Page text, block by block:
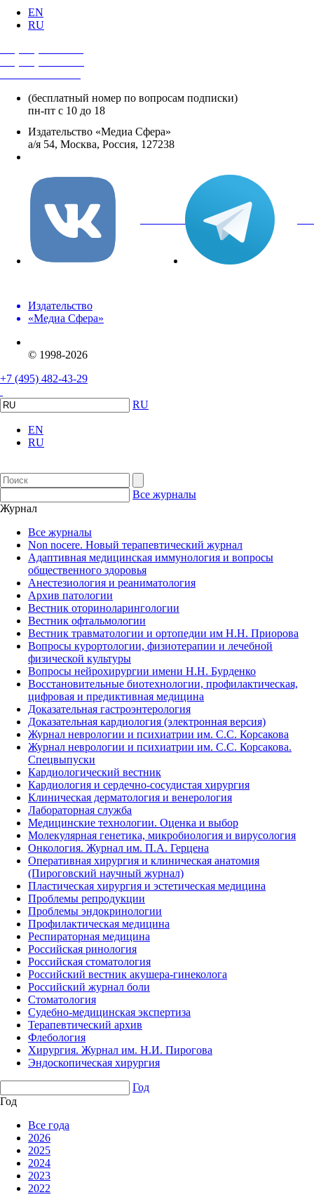
EN
RU
(бесплатный номер по вопросам подписки)
пн-пт с 10 до 18
Издательство «Медиа Сфера»
а/я 54, Москва, Россия, 127238
вКонтакте
Издательство
«Медиа Сфера»
© 1998-2026
+7 (495) 482-43-29
RU
EN
RU
Все журналы
Журнал
Все журналы
Non nocere. Новый терапевтический журнал
Адаптивная медицинская иммунология и вопросы
общественного здоровья
Анестезиология и реаниматология
Архив патологии
Вестник оториноларингологии
Вестник офтальмологии
Вестник травматологии и ортопедии им Н.Н. Приорова
Вопросы курортологии, физиотерапии и лечебной
физической культуры
Вопросы нейрохирургии имени Н.Н. Бурденко
Восстановительные биотехнологии, профилактическая,
цифровая и предиктивная медицина
Доказательная гастроэнтерология
Доказательная кардиология (электронная версия)
Журнал неврологии и психиатрии им. С.С. Корсакова
Журнал неврологии и психиатрии им. С.С. Корсакова.
Спецвыпуски
Кардиологический вестник
Кардиология и сердечно-сосудистая хирургия
Клиническая дерматология и венерология
Лабораторная служба
Медицинские технологии. Оценка и выбор
Молекулярная генетика, микробиология и вирусология
Онкология. Журнал им. П.А. Герцена
Оперативная хирургия и клиническая анатомия
(Пироговский научный журнал)
Пластическая хирургия и эстетическая медицина
Проблемы репродукции
Проблемы эндокринологии
Профилактическая медицина
Респираторная медицина
Российская ринология
Российская стоматология
Российский вестник акушера-гинеколога
Российский журнал боли
Стоматология
Судебно-медицинская экспертиза
Терапевтический архив
Флебология
Хирургия. Журнал им. Н.И. Пирогова
Эндоскопическая хирургия
Год
Год
Все года
2026
2025
2024
2023
2022